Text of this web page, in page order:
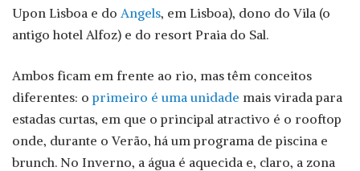
Upon Lisboa e do Angels, em Lisboa), dono do Vila (o
antigo hotel Alfoz) e do resort Praia do Sal.
Ambos ficam em frente ao rio, mas têm conceitos
diferentes: oprimeiro é uma unidade mais virada para
estadas curtas, em que o principal atractivo é o rooftop
onde, durante o Verão, há um programa de piscina e
brunch. No Inverno, a água é aquecida e, claro, a zona